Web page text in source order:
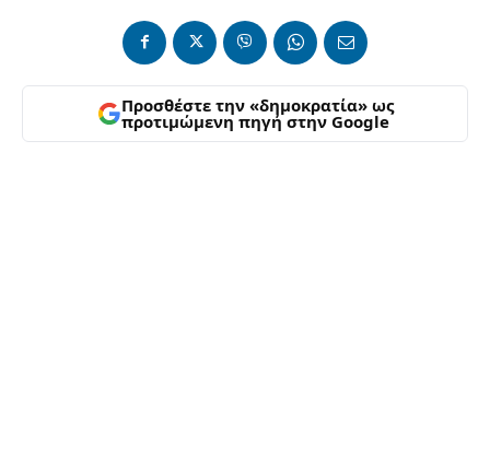
Προσθέστε την «δημοκρατία» ως
προτιμώμενη πηγή στην Google